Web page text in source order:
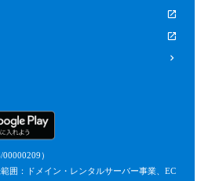
00000209）
囲：ドメイン・レンタルサーバー事業、EC